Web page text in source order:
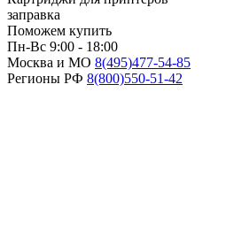
заправка
Поможем купить
Пн-Вс 9:00 - 18:00
Москва и МО 8(495)477-54-85
Регионы РФ 8(800)550-51-42